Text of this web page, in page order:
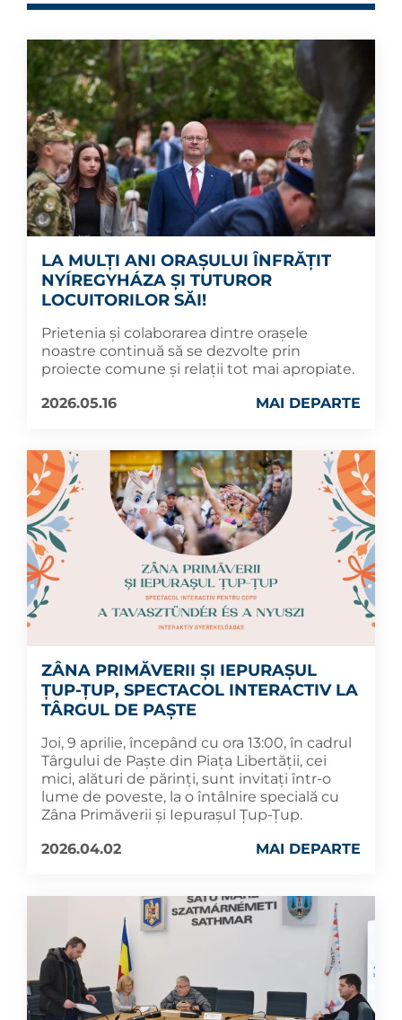
LA MULȚI ANI ORAȘULUI ÎNFRĂȚIT
NYÍREGYHÁZA ȘI TUTUROR
LOCUITORILOR SĂI!
Prietenia și colaborarea dintre orașele
noastre continuă să se dezvolte prin
proiecte comune și relații tot mai apropiate.
2026.05.16
MAI DEPARTE
ZÂNA PRIMĂVERII ȘI IEPURAȘUL
ȚUP-ȚUP, SPECTACOL INTERACTIV LA
TÂRGUL DE PAȘTE
Joi, 9 aprilie, începând cu ora 13:00, în cadrul
Târgului de Paște din Piața Libertății, cei
mici, alături de părinți, sunt invitați într-o
lume de poveste, la o întâlnire specială cu
Zâna Primăverii și Iepurașul Țup-Țup.
2026.04.02
MAI DEPARTE